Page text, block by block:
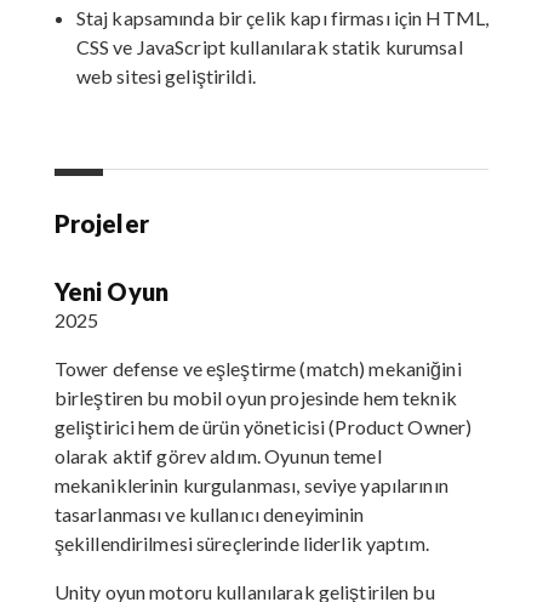
Staj kapsamında bir çelik kapı firması için HTML,
CSS ve JavaScript kullanılarak statik kurumsal
web sitesi geliştirildi.
Projeler
Yeni Oyun
2025
Tower defense ve eşleştirme (match) mekaniğini
birleştiren bu mobil oyun projesinde hem teknik
geliştirici hem de ürün yöneticisi (Product Owner)
olarak aktif görev aldım. Oyunun temel
mekaniklerinin kurgulanması, seviye yapılarının
tasarlanması ve kullanıcı deneyiminin
şekillendirilmesi süreçlerinde liderlik yaptım.
Unity oyun motoru kullanılarak geliştirilen bu